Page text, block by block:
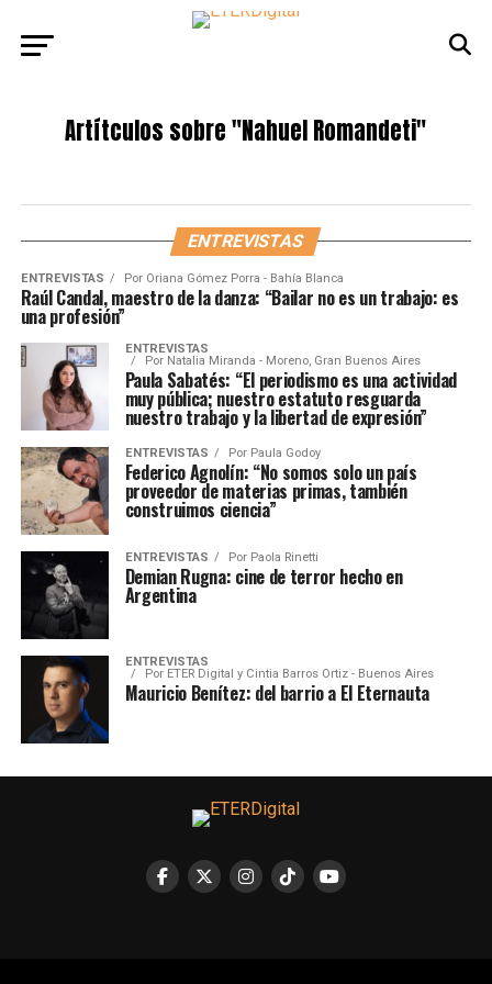
Artítculos sobre"Nahuel Romandeti"
ENTREVISTAS
ENTREVISTAS Por Oriana Gómez Porra - Bahía Blanca
Raúl Candal, maestro de la danza: “Bailar no es un trabajo: es
una profesión”
ENTREVISTAS
Por Natalia Miranda - Moreno, Gran Buenos Aires
Paula Sabatés: “El periodismo es una actividad
muy pública; nuestro estatuto resguarda
nuestro trabajo y la libertad de expresión”
ENTREVISTAS Por Paula Godoy
Federico Agnolín: “No somos solo un país
proveedor de materias primas, también
construimos ciencia”
ENTREVISTAS Por Paola Rinetti
Demian Rugna: cine de terror hecho en
Argentina
ENTREVISTAS
Por ETER Digital y Cintia Barros Ortiz - Buenos Aires
Mauricio Benítez: del barrio a El Eternauta